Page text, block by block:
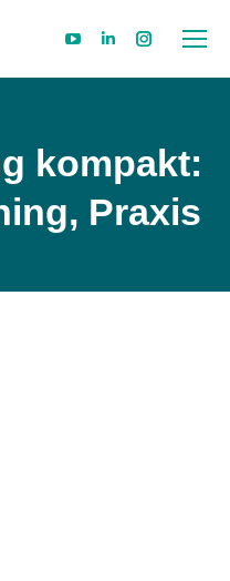
page
new
window
Linkedin
page
new
window
Instagram
page
new
window
kompakt:
Praxis